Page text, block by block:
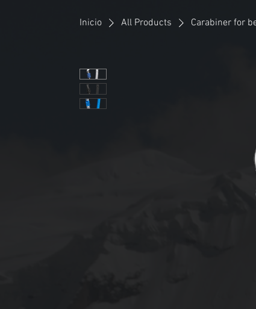
Inicio All Products Carabiner for